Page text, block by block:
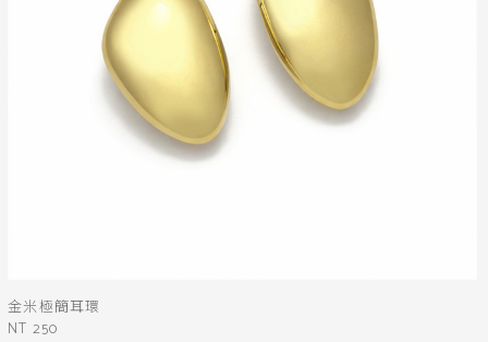
金米極簡耳環
NT 250